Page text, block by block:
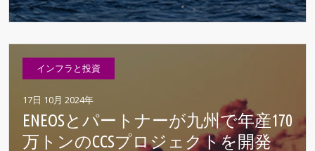
インフラと投資
17日 10月 2024年
ENEOSとパートナーが九州で年産170
万トンのCCSプロジェクトを開発